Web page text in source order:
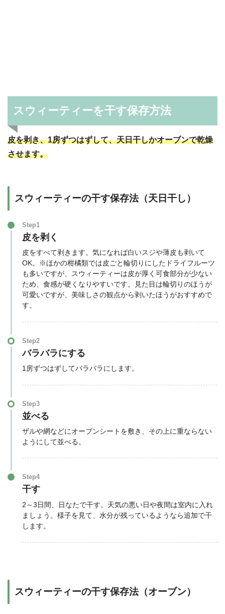
スウィーティーを干す保存方法
皮を剥き、1房ずつはずして、天日干しかオーブンで乾燥
させます。
スウィーティーの干す保存法（天日干し）
Step1
皮を剥く
皮をすべて剥きます。気になれば白いスジや薄皮も剥いて
OK。※ほかの柑橘類では皮ごと輪切りにしたドライフルーツ
も多いですが、スウィーティーは皮が厚く可食部分が少ない
ため、食感が硬くなりやすいです。見た目は輪切りのほうが
可愛いですが、美味しさの観点から剥いたほうがおすすめで
す。
Step2
バラバラにする
1房ずつはずしてバラバラにします。
Step3
並べる
ザルや網などにオーブンシートを敷き、その上に重ならない
ようにして並べる。
Step4
干す
2～3日間、日なたで干す。天気の悪い日や夜間は室内に入れ
ましょう。様子を見て、水分が残っているようなら追加で干
します。
スウィーティーの干す保存法（オーブン）